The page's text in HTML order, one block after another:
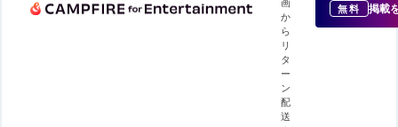
か
ら
リ
タ
ー
ン
配
送
無料 掲載